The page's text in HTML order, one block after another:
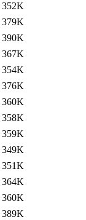
352K
379K
390K
367K
354K
376K
360K
358K
359K
349K
351K
364K
360K
389K